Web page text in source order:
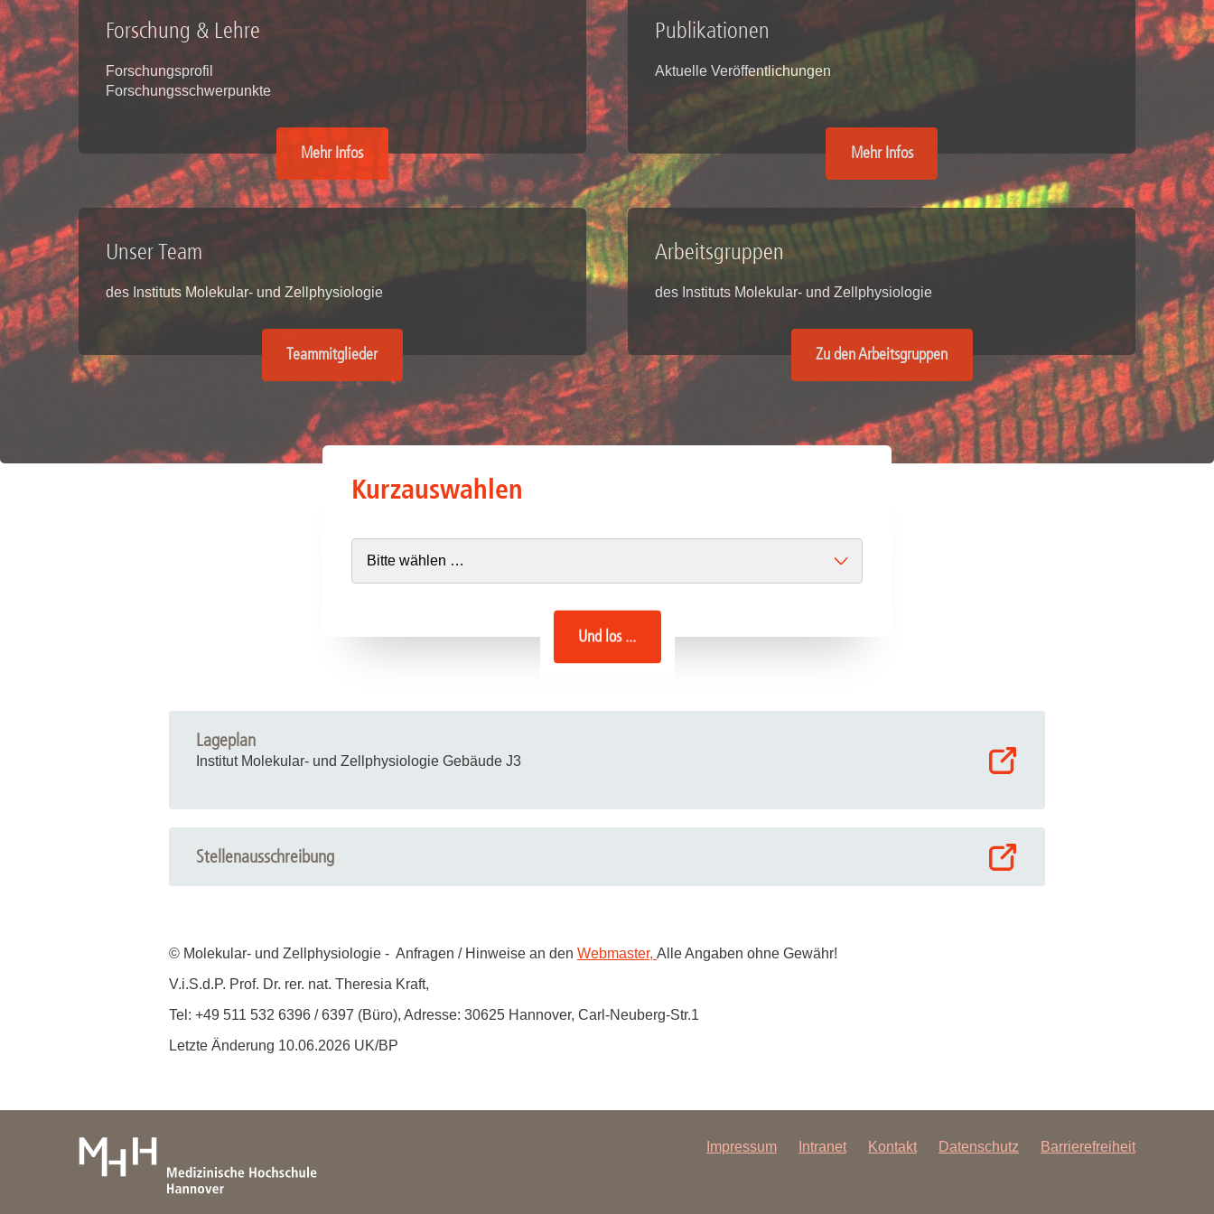
Akademische Karriereentwicklung
Ansprechpersonen
Hannover Biomedical Research School (HBRS)
Für Postdoktorand:innen
Forschungsinformationssystem
Dekanin für Forschung und Transfer und
Forschungskommission
Gute wissenschaftliche Praxis
GWP-Kommission
Ombudswesen und Ombudsperson
Forschung - Wissen - Translation - Transfer
Partner:innen & Netzwerke
Für Lebenswissenschaftler:innen
Für Partner:innen & Investor:innen
Für Startups und Gründer:innen
Forschung & Lehre
Forschungsprofil
Forschungsschwerpunkte
Mehr Infos
Publikationen
Aktuelle Veröffentlichungen
Mehr Infos
Unser Team
des Instituts Molekular- und Zellphysiologie
Teammitglieder
Arbeitsgruppen
des Instituts Molekular- und Zellphysiologie
Zu den Arbeitsgruppen
Kurzauswahlen
Und los ...
Lageplan
Institut Molekular- und Zellphysiologie Gebäude J3
Stellenausschreibung
© Molekular- und Zellphysiologie - Anfragen / Hinweise an den Webmaster, Alle Angaben ohne Gewähr!
V.i.S.d.P. Prof. Dr. rer. nat. Theresia Kraft,
Tel: +49 511 532 6396 / 6397 (Büro), Adresse: 30625 Hannover, Carl-Neuberg-Str.1
Letzte Änderung 10.06.2026 UK/BP
Impressum Intranet Kontakt Datenschutz Barrierefreiheit